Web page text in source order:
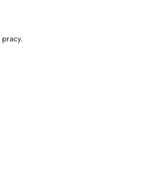
pracy.